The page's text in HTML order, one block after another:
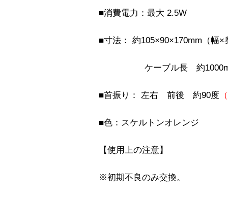
■消費電力：最大 2.5W
■寸法： 約105×90×170mm（幅×
ケーブル長 約
■首振り： 左右 前後 約90度
■色：スケルトンオレンジ
【使用上の注意】
※初期不良のみ交換。